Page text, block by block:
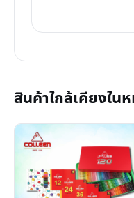
สินค้าใกล้เคียงใ